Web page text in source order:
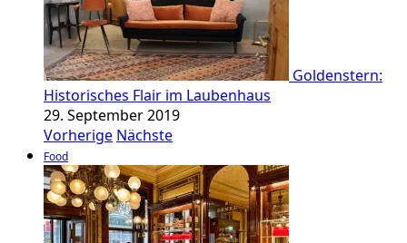
Goldenstern:
Historisches Flair im Laubenhaus
29. September 2019
Vorherige Nächste
Food